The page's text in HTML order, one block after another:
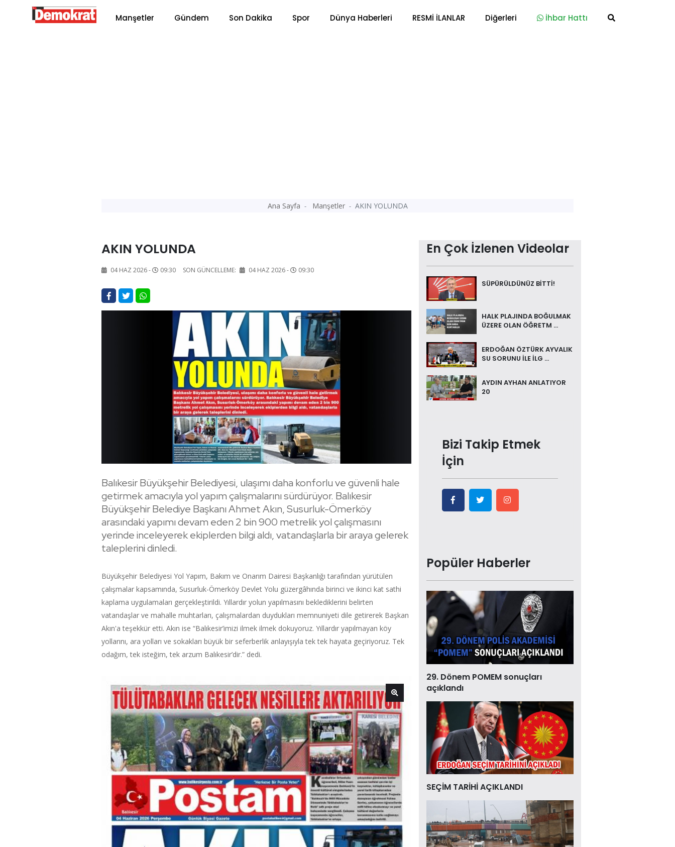
Manşetler Gündem Son Dakika Spor Dünya Haberleri RESMİ İLANLAR Diğerleri İhbar Hattı
Ana Sayfa Manşetler AKIN YOLUNDA
AKIN YOLUNDA
04 HAZ 2026 - 09:30 SON GÜNCELLEME: 04 HAZ 2026 - 09:30
Balıkesir Büyükşehir Belediyesi, ulaşımı daha konforlu ve güvenli hale
getirmek amacıyla yol yapım çalışmalarını sürdürüyor. Balıkesir
Büyükşehir Belediye Başkanı Ahmet Akın, Susurluk-Ömerköy
arasındaki yapımı devam eden 2 bin 900 metrelik yol çalışmasını
yerinde inceleyerek ekiplerden bilgi aldı, vatandaşlarla bir araya gelerek
taleplerini dinledi.
Büyükşehir Belediyesi Yol Yapım, Bakım ve Onarım Dairesi Başkanlığı tarafından yürütülen
çalışmalar kapsamında, Susurluk-Ömerköy Devlet Yolu güzergâhında birinci ve ikinci kat sathi
kaplama uygulamaları gerçekleştirildi. Yıllardır yolun yapılmasını beklediklerini belirten
vatandaşlar ve mahalle muhtarları, çalışmalardan duydukları memnuniyeti dile getirerek Başkan
Akın'a teşekkür etti. Akın ise “Balıkesir’imizi ilmek ilmek dokuyoruz. Yıllardır yapılmayan köy
yollarını, ara yolları ve sokakları büyük bir seferberlik anlayışıyla tek tek hayata geçiriyoruz. Tek
odağım, tek isteğim, tek arzum Balıkesir’dir.” dedi.
En Çok İzlenen Videolar
SÜPÜRÜLDÜNÜZ BİTTİ!
HALK PLAJINDA BOĞULMAK
ÜZERE OLAN ÖĞRETM ...
ERDOĞAN ÖZTÜRK AYVALIK
SU SORUNU İLE İLG ...
AYDIN AYHAN ANLATIYOR
20
Bizi Takip Etmek
İçin
Popüler Haberler
29. Dönem POMEM sonuçları
açıklandı
SEÇİM TARİHİ AÇIKLANDI